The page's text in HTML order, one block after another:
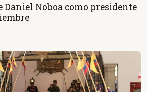
Daniel Noboa como presidente